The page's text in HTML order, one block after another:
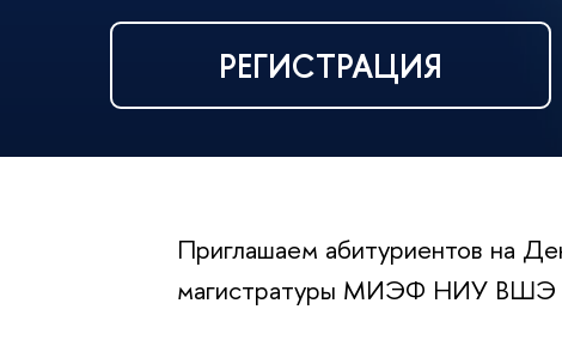
РЕГИСТРАЦИЯ
Приглашаем абитуриентов на
магистратуры МИЭФ НИУ ВШЭ